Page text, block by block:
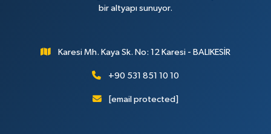
bir altyapı sunuyor.
Karesi Mh. Kaya Sk. No: 12 Karesi - BALIKESİR
+90 531 851 10 10
[email protected]